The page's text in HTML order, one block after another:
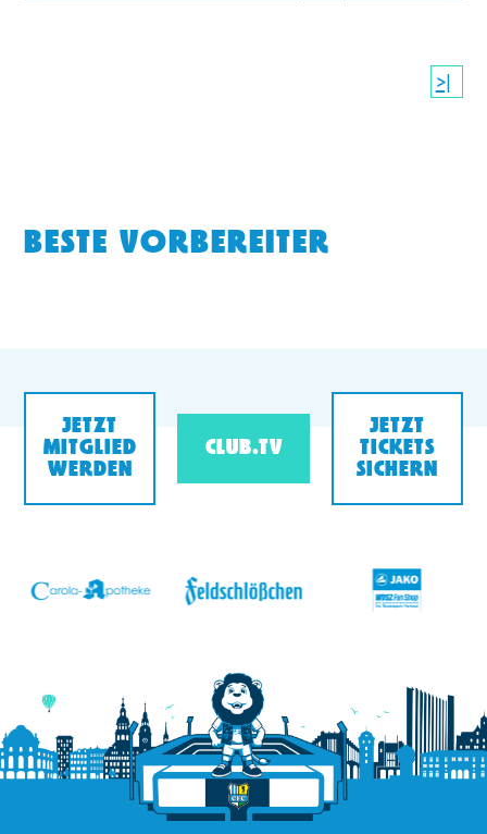
>|
BESTE VORBEREITER
JETZT
MITGLIED
WERDEN
CLUB.TV
JETZT
TICKETS
SICHERN